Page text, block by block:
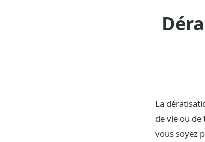
La
de vie ou
vous soyez